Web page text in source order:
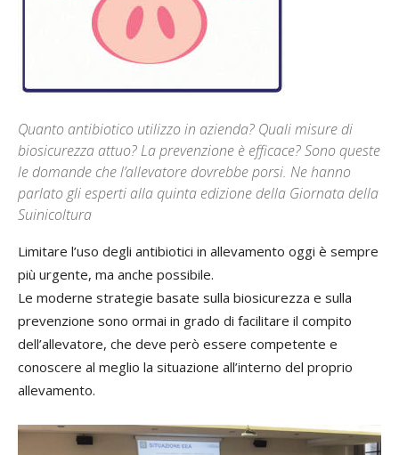
Quanto antibiotico utilizzo in azienda? Quali misure di
biosicurezza attuo? La prevenzione è efficace? Sono queste
le domande che l’allevatore dovrebbe porsi. Ne hanno
parlato gli esperti alla quinta edizione della Giornata della
Suinicoltura
Limitare l’uso degli antibiotici in allevamento oggi è sempre
più urgente, ma anche possibile.
Le moderne strategie basate sulla biosicurezza e sulla
prevenzione sono ormai in grado di facilitare il compito
dell’allevatore, che deve però essere competente e
conoscere al meglio la situazione all’interno del proprio
allevamento.